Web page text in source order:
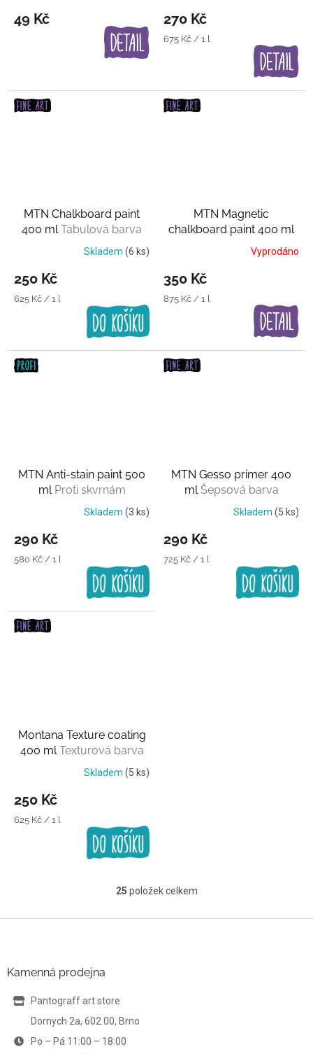
49 Kč 270 Kč
Měrná
675 Kč / 1 l
MTN Chalkboard paint
400 mlTabulová barva
Skladem (6 ks)
250 Kč
Měrná
625 Kč / 1 l
MTN Magnetic
chalkboard paint 400 ml
Magnetická barvaVyprodáno
350 Kč
Měrná
875 Kč / 1 l
MTN Anti-stain paint 500
ml Proti skvrnám
Skladem (3 ks)
290 Kč
Měrná
580 Kč / 1 l
MTN Gesso primer 400
mlŠepsová barva
Skladem (5 ks)
290 Kč
Měrná
725 Kč / 1 l
Montana Texture coating
400 mlTexturová barva
Skladem (5 ks)
250 Kč
Měrná
625 Kč / 1 l
O
l
25 položek celkem
Kamenná prodejna
Pantograff art store
Dornych 2a, 602 00, Brno
Po – Pá 11:00 – 18:00